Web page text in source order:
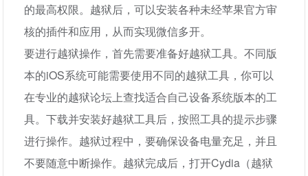
的最高权限。越狱后，可以安装各种未经苹果官方审
核的插件和应用，从而实现微信多开。
要进行越狱操作，首先需要准备好越狱工具。不同版
本的iOS系统可能需要使用不同的越狱工具，你可以
在专业的越狱论坛上查找适合自己设备系统版本的工
具。下载并安装好越狱工具后，按照工具的提示步骤
进行操作。越狱过程中，要确保设备电量充足，并且
不要随意中断操作。越狱完成后，打开Cydia（越狱